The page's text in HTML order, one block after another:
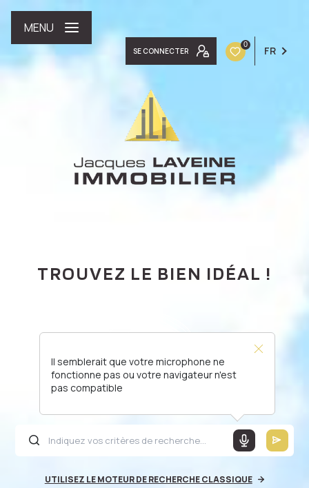
SE CONNECTER
0 FR
MENU
TROUVEZ LE BIEN IDÉAL !
Il semblerait que votre microphone ne
fonctionne pas ou votre navigateur n'est
pas compatible
UTILISEZ LE MOTEUR DE RECHERCHE CLASSIQUE